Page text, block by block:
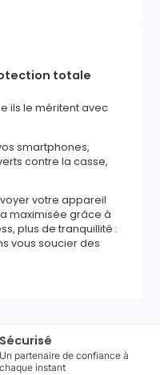
totale
ils le méritent avec
smartphones,
contre la casse,
votre appareil
maximisée grâce à
plus de tranquillité :
vous soucier des
Sécurisé
Un partenaire de confiance à
chaque instant